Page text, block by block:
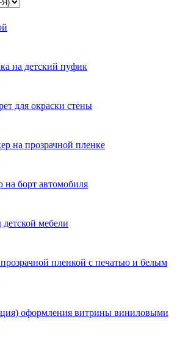
на детский пуфик
для окраски стены
на прозрачной пленке
борт автомобиля
мебели
пленкой с печатью и белым
оформления витрины виниловыми